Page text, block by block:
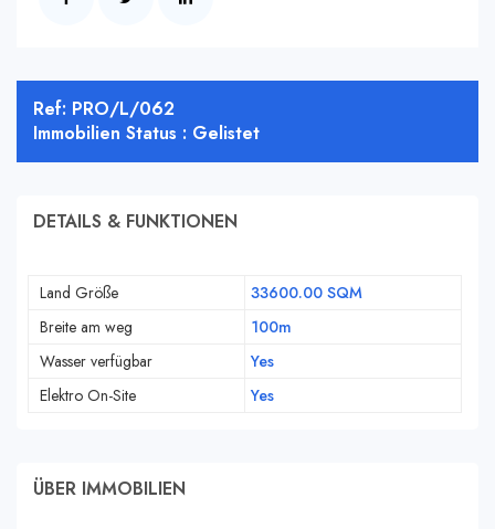
Ref: PRO/L/062
Immobilien Status : Gelistet
DETAILS & FUNKTIONEN
Land Größe
33600.00 SQM
Breite am weg
100m
Wasser verfügbar
Yes
Elektro On-Site
Yes
ÜBER IMMOBILIEN